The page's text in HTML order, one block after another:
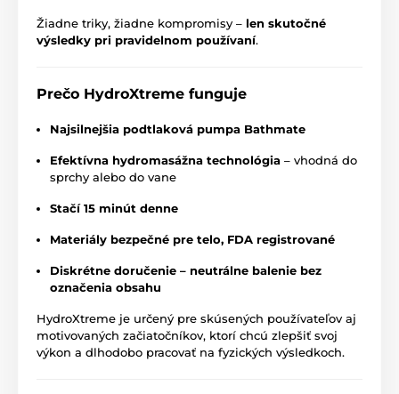
Žiadne triky, žiadne kompromisy – len skutočné
výsledky pri pravidelnom používaní.
Prečo HydroXtreme funguje
Najsilnejšia podtlaková pumpa Bathmate
Efektívna hydromasážna technológia – vhodná do
sprchy alebo do vane
Stačí 15 minút denne
Materiály bezpečné pre telo, FDA registrované
Diskrétne doručenie – neutrálne balenie bez
označenia obsahu
HydroXtreme je určený pre skúsených používateľov aj
motivovaných začiatočníkov, ktorí chcú zlepšiť svoj
výkon a dlhodobo pracovať na fyzických výsledkoch.